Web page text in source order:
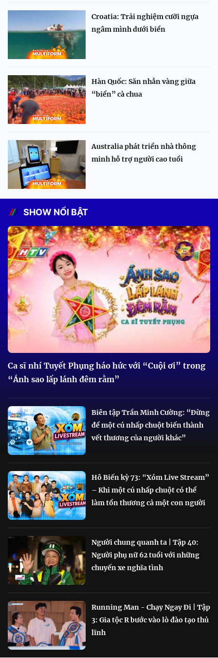
Croatia: Trải nghiệm cưỡi ngựa
ngâm mình dưới biển
Hàn Quốc: Săn nhẫn vàng giữa
“biển” cà chua
Australia phát triển nhà thông
minh hỗ trợ người cao tuổi
SHOW NỔI BẬT
Ca sĩ nhí Tuyết Phụng háo hức với “Cuội ơi” trong
“Ánh sao lấp lánh đêm rằm”
Biên tập Trần Minh Cường: “Đừng
để một cú nhấp chuột biến thành
vết thương của người khác”
Hô Biến kỳ 73: "Xóm Live Stream”
– Khi một cú nhấp chuột có thể
làm tổn thương cả một con người
Người chung quanh ta | Tập 40:
Người phụ nữ 62 tuổi với những
chuyến xe nghĩa tình
Running Man - Chạy Ngay Đi | Tập
3: Gia tộc R bước vào lò đào tạo thủ
lĩnh